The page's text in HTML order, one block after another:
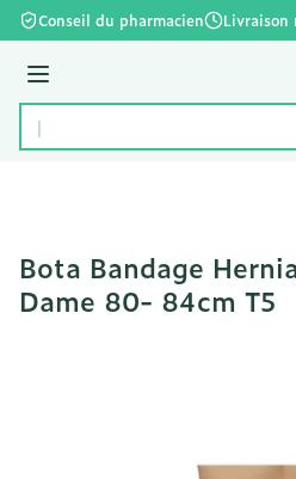
Aller au contenu
Conseil du pharmacien Livraison
Menu
Rechercher
Bota Bandage
Dame 80- 84cm T5